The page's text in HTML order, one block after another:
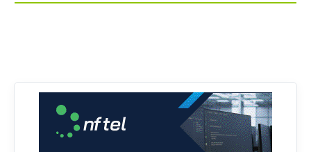
Анонимно2806339 4:23
Анонимно2806419
биће увек држава за турчина који овде уноси немир